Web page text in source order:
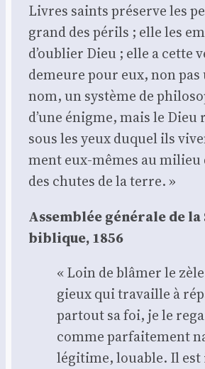
Livres saints pré­serve les
grand des périls ; elle les
d’oublier Dieu ; elle a cette
demeure pour eux, non pas
nom, un sys­tème de
d’une énigme, mais le Dieu
sous les yeux duquel ils
ment eux-mêmes au milieu
des chutes de la terre. »
Assem­blée géné­rale de la
biblique, 1856
« Loin de blâ­mer le
gieux qui tra­vaille à
par­tout sa foi, je le
comme par­fai­te­ment
légi­time, louable. Il